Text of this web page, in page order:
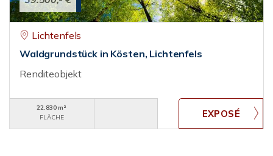
Lichtenfels
Waldgrundstück in Kösten, Lichtenfels
Renditeobjekt
22.830 m²
FLÄCHE